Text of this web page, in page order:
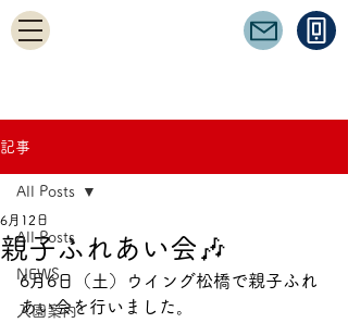
記事
All Posts
NEWS
入園案内
All Posts
親子ふれあい会🎶
6月12日
6月6日（土）ウイング松橋で親子ふれ
あい会を行いました。